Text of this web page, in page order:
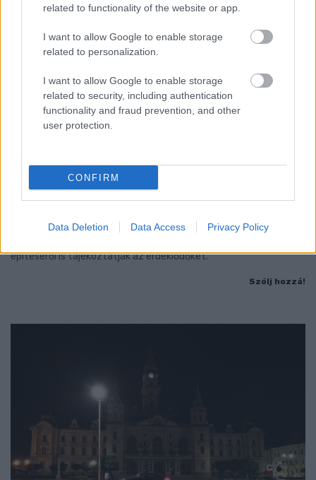
related to functionality of the website or app.
I want to allow Google to enable storage
related to personalization.
I want to allow Google to enable storage
related to security, including authentication
functionality and fraud prevention, and other
user protection.
CONFIRM
Data Deletion Data Access Privacy Policy
LAKOSSÁGI FÓRUMON MUTATJÁK BE A
GYŐRSZENTIVÁNI KÖR TÉR FELÚJÍTÁSÁNAK
építéséről is tájékoztatják az érdeklődőket.
Szólj hozzá!